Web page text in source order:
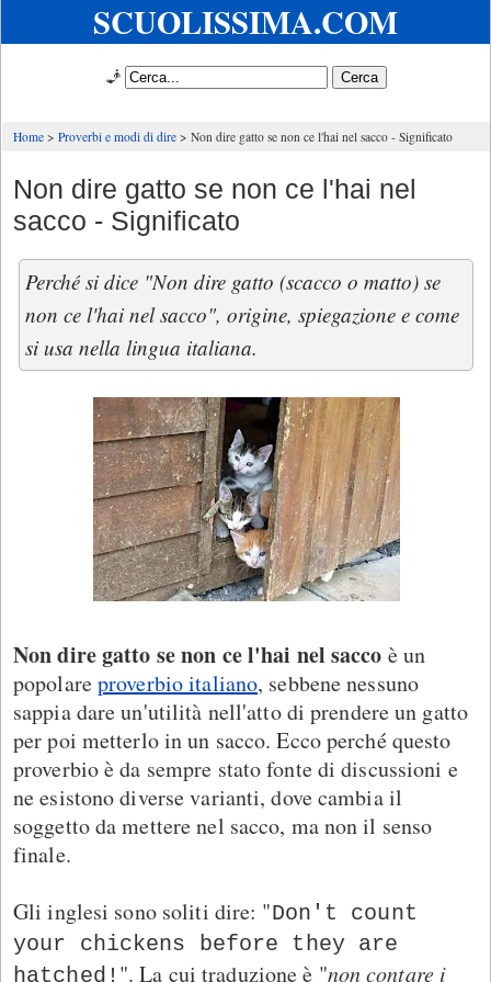
SCUOLISSIMA.COM
🧞
Home Proverbi e modi di dire Non dire gatto se non ce l'hai nel sacco - Significato
Non dire gatto se non ce l'hai nel
sacco - Significato
Perché si dice "Non dire gatto (scacco o matto) se
non ce l'hai nel sacco", origine, spiegazione e come
si usa nella lingua italiana.
Non dire gatto se non ce l'hai nel sacco è un
popolareproverbio italiano, sebbene nessuno
sappia dare un'utilità nell'atto di prendere un gatto
per poi metterlo in un sacco. Ecco perché questo
proverbio è da sempre stato fonte di discussioni e
ne esistono diverse varianti, dove cambia il
soggetto da mettere nel sacco, ma non il senso
finale.
Gli inglesi sono soliti dire: "Don't count
your chickens before they are
hatched! ". La cui traduzione è "non contare i